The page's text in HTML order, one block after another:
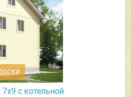
с котельной